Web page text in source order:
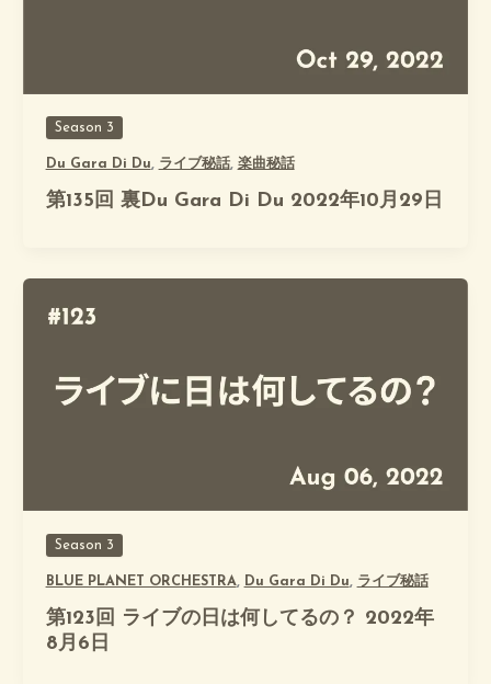
Season 3
Du Gara Di Du, ライブ秘話, 楽曲秘話
第135回 裏Du Gara Di Du 2022年10月29日
Season 3
BLUE PLANET ORCHESTRA, Du Gara Di Du, ライブ秘話
第123回 ライブの日は何してるの？ 2022年
8月6日